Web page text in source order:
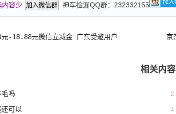
内容少 加入微信群 神车捡漏QQ群：232332155
元-18.88元微信立减金 广东受邀用户
相关内容
毛吗 2
可以 4